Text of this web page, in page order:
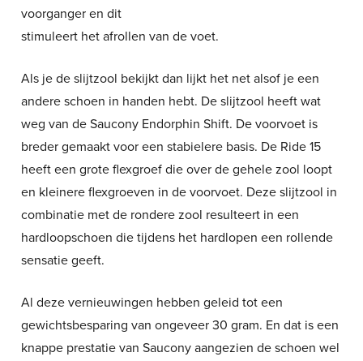
voorganger en dit
stimuleert het afrollen van de voet.
Als je de slijtzool bekijkt dan lijkt het net alsof je een
andere schoen in handen hebt. De slijtzool heeft wat
weg van de Saucony Endorphin Shift. De voorvoet is
breder gemaakt voor een stabielere basis. De Ride 15
heeft een grote flexgroef die over de gehele zool loopt
en kleinere flexgroeven in de voorvoet. Deze slijtzool in
combinatie met de rondere zool resulteert in een
hardloopschoen die tijdens het hardlopen een rollende
sensatie geeft.
Al deze vernieuwingen hebben geleid tot een
gewichtsbesparing van ongeveer 30 gram. En dat is een
knappe prestatie van Saucony aangezien de schoen wel